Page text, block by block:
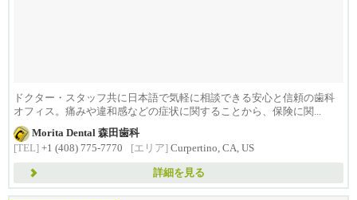
ドクター・スタッフ共に日本語で気軽に相談できる安心と信頼の歯科
オフィス。痛みや違和感などの症状に関することから、保険に関...
Morita Dental 森田歯科
[TEL] +1 (408) 775-7770 [エリア] Curpertino, CA, US
詳細を見る